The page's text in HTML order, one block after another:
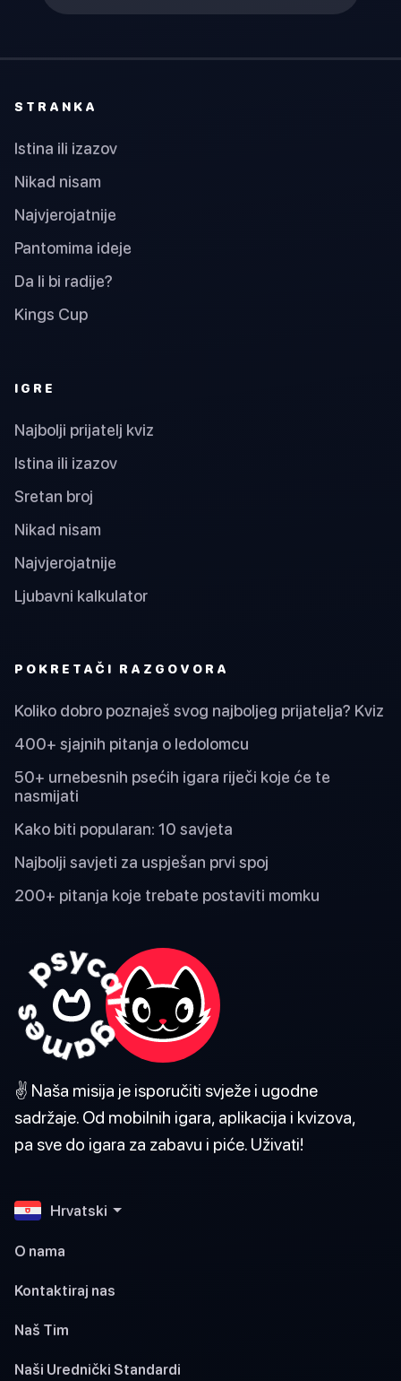
STRANKA
Istina ili izazov
Nikad nisam
Najvjerojatnije
Pantomima ideje
Da li bi radije?
Kings Cup
IGRE
Najbolji prijatelj kviz
Istina ili izazov
Sretan broj
Nikad nisam
Najvjerojatnije
Ljubavni kalkulator
POKRETAČI RAZGOVORA
Koliko dobro poznaješ svog najboljeg prijatelja? Kviz
400+ sjajnih pitanja o ledolomcu
50+ urnebesnih psećih igara riječi koje će te
nasmijati
Kako biti popularan: 10 savjeta
Najbolji savjeti za uspješan prvi spoj
200+ pitanja koje trebate postaviti momku
✌️ Naša misija je isporučiti svježe i ugodne
sadržaje. Od mobilnih igara, aplikacija i kvizova,
pa sve do igara za zabavu i piće. Uživati!
Hrvatski
O nama
Kontaktiraj nas
Naš Tim
Naši Urednički Standardi